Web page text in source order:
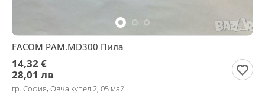
FACOM PAM.MD300 Пила
14,32 €
28,01 лв
гр. София, Овча купел 2, 05 май